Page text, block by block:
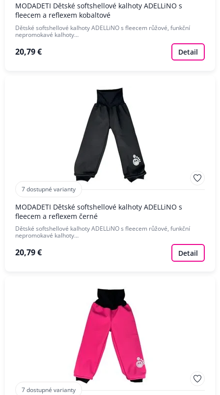
MODADETI Dětské softshellové kalhoty ADELLiNO s
fleecem a reflexem kobaltové
Dětské softshellové kalhoty ADELLiNO s fleecem růžové, funkční
nepromokavé kalhoty…
20,79 € Detail
7 dostupné varianty
MODADETI Dětské softshellové kalhoty ADELLiNO s
fleecem a reflexem černé
Dětské softshellové kalhoty ADELLiNO s fleecem růžové, funkční
nepromokavé kalhoty…
20,79 € Detail
7 dostupné varianty